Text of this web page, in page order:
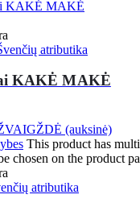
atributika
KAKĖ MAKĖ
This product has
chosen on the product
atributika